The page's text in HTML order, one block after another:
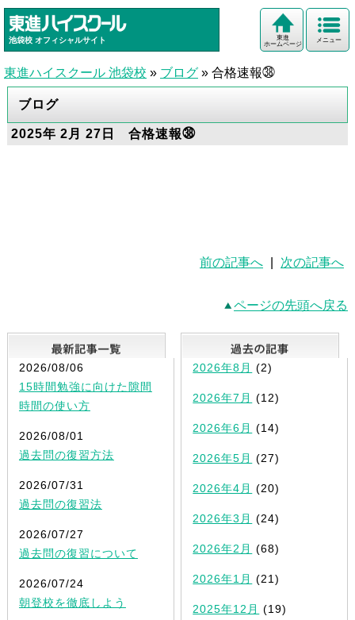
池袋校 オフィシャルサイト メニュー
東進
ホームページ
東進ハイスクール 池袋校 » ブログ » 合格速報㊳
ブログ
2025年 2月 27日 合格速報㊳
前の記事へ 次の記事へ
ページの先頭へ戻る
最新記事一覧
2026/08/06
15時間勉強に向けた隙間
時間の使い方
2026/08/01
過去問の復習方法
2026/07/31
過去問の復習法
2026/07/27
過去問の復習について
2026/07/24
朝登校を徹底しよう
2026年8月 (2)
2026年7月 (12)
2026年6月 (14)
2026年5月 (27)
2026年4月 (20)
2026年3月 (24)
2026年2月 (68)
2026年1月 (21)
2025年12月 (19)